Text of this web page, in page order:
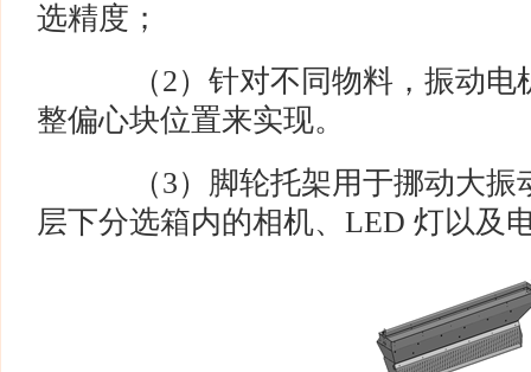
选精度；
（2）针对不同物料，振动电
整偏心块位置来实现。
（3）脚轮托架用于挪动大振
层下分选箱内的相机、LED 灯以及